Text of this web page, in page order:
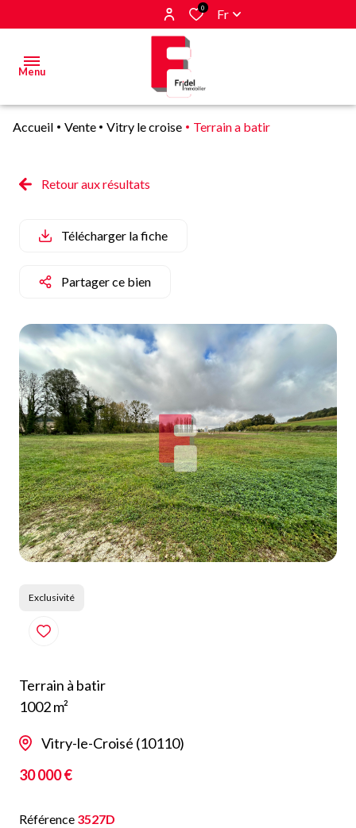
0 Fr
Menu
Estimer
vendus
E-mail
Qui
sommes-
nous
Blog
Accueil Vente Vitry le croise Terrain a batir
Retour aux résultats
Télécharger la fiche
Partager ce bien
Exclusivité
Terrain à batir
1002 m²
Vitry-le-Croisé (10110)
30 000 €
Référence 3527D